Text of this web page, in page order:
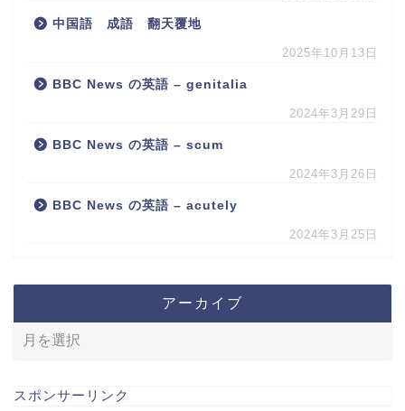
中国語 成語 翻天覆地
2025年10月13日
BBC News の英語 – genitalia
2024年3月29日
BBC News の英語 – scum
2024年3月26日
BBC News の英語 – acutely
2024年3月25日
アーカイブ
スポンサーリンク